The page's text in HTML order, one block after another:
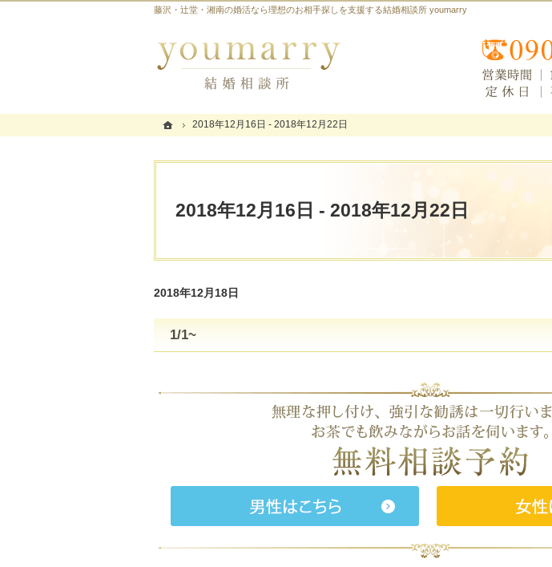
ホーム
2018年12月16日 - 2018年12月22日
2018年12月16日 - 2018年12月22日
藤沢・辻堂・湘南の婚活なら理想のお相手探しを支援する結婚相談所 youmarry
2018年12月18日
1/1~
ホーム
2018年12月16日 - 2018年12月22日